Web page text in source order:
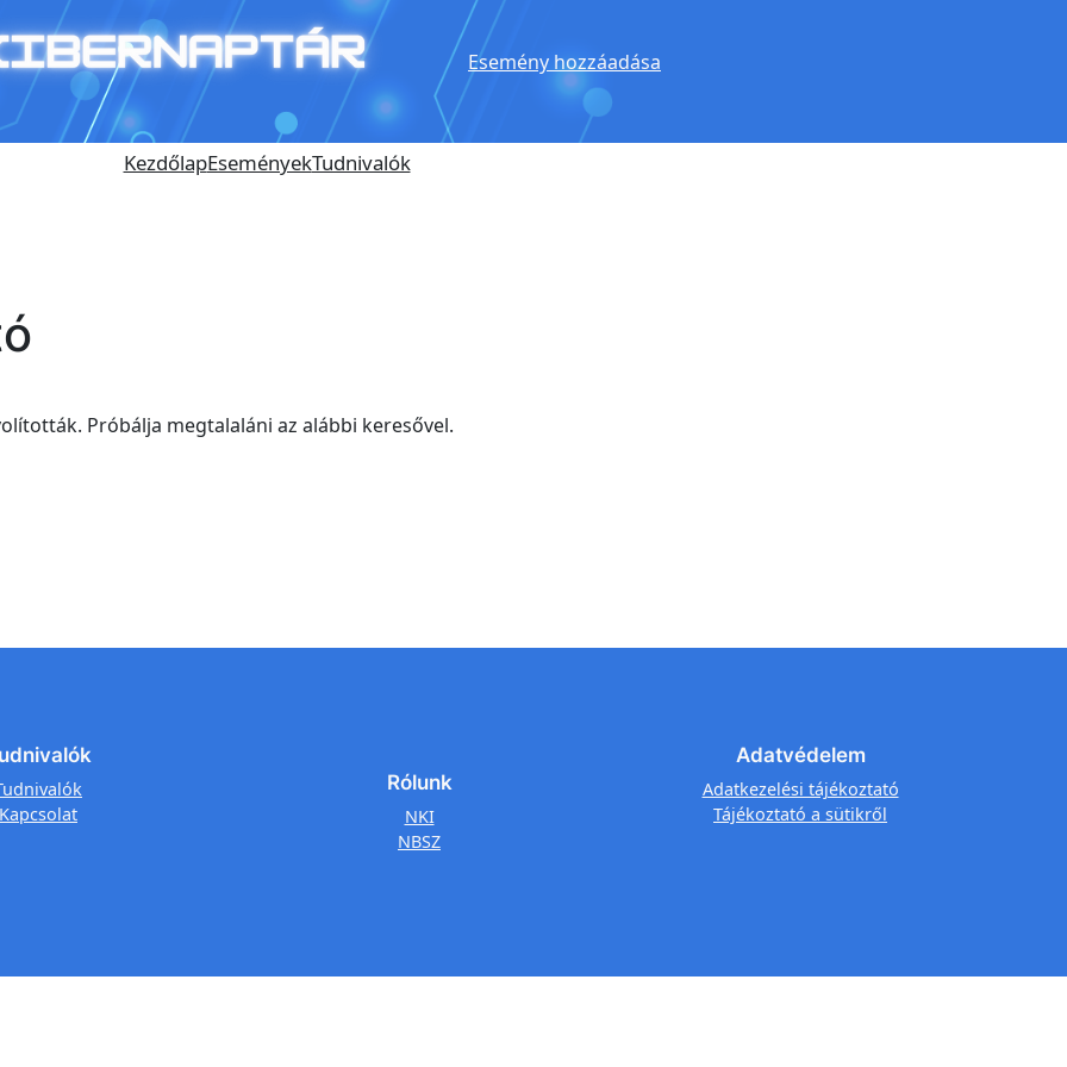
Esemény hozzáadása
KezdőlapEseményekTudnivalók
Próbálja megtalaláni az alábbi keresővel.
Kapcsolat
Rólunk
NKI
NBSZ
Adatvédelem
Adatkezelési tájékoztató
Tájékoztató a sütikről